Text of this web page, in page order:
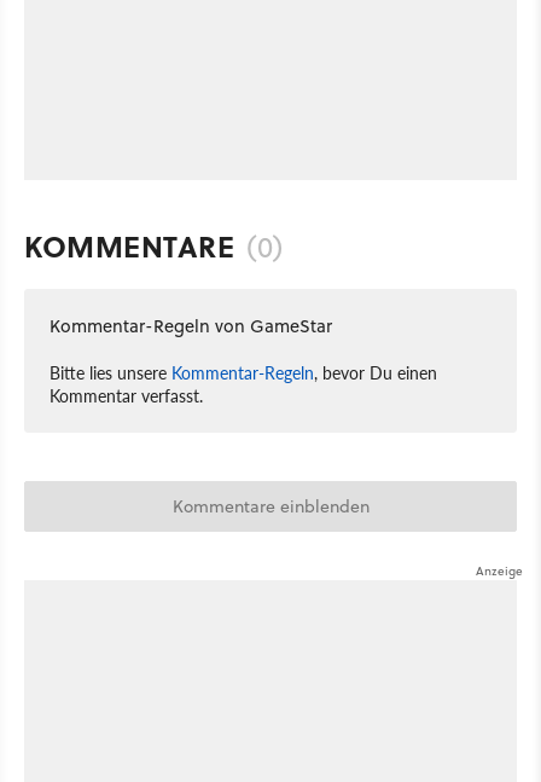
KOMMENTARE (0)
Kommentar-Regeln von GameStar
Bitte lies unsere Kommentar-Regeln, bevor Du einen
Kommentar verfasst.
Kommentare einblenden